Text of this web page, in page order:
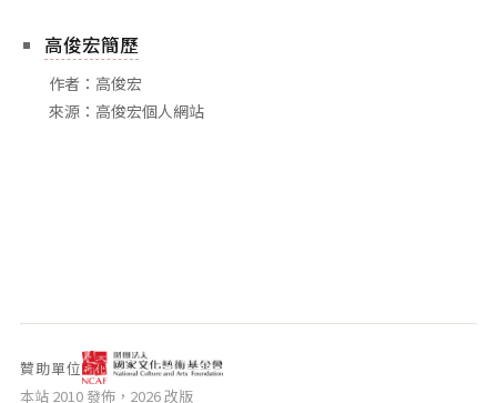
團隊成員
出版品
高俊宏簡歷
作者：高俊宏
來源：高俊宏個人網站
贊助單位
本站 2010 發佈，2026 改版